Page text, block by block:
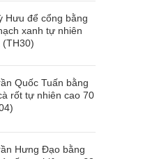
Hưu để cổng bằng
xanh tự nhiên
(TH30)
Quốc Tuấn bằng
rốt tự nhiên cao 70
Hưng Đạo bằng